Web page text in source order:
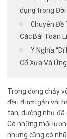
dụng trong Đời
Chuyên Đề
Các Bài Toán
Ý Nghĩa
Cổ Xưa Và
Trong dòng chảy
đều được gắn với
tan, dường như đã
Có những mối
nhưng cũng có